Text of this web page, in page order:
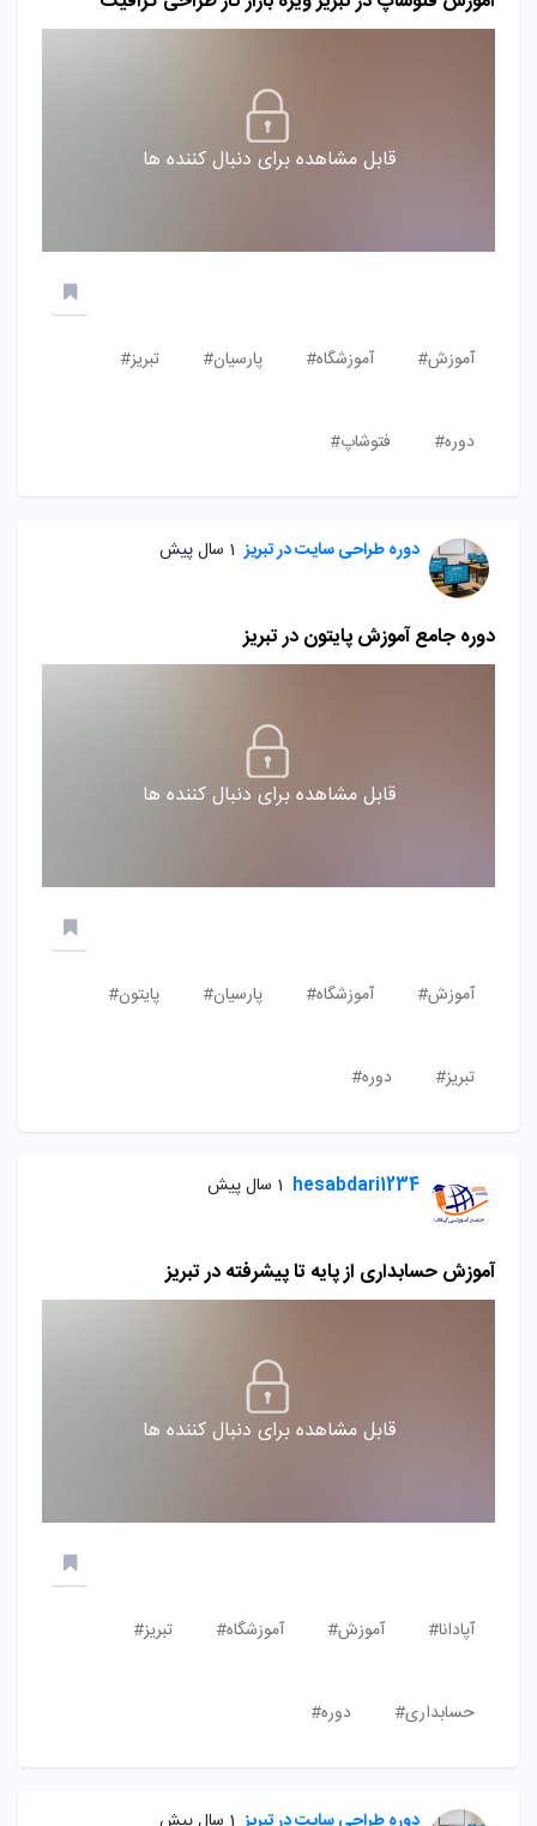
قابل مشاهده برای دنبال کننده ها
آموزش# آموزشگاه# پارسیان# تبریز#
دوره# فتوشاپ#
دوره طراحی سایت در تبریز 1 سال پیش
دوره جامع آموزش پایتون در تبریز
قابل مشاهده برای دنبال کننده ها
آموزش# آموزشگاه# پارسیان# پایتون#
تبریز# دوره#
hesabdari1234 1 سال پیش
آموزش حسابداری از پایه تا پیشرفته در تبریز
قابل مشاهده برای دنبال کننده ها
آپادانا# آموزش# آموزشگاه# تبریز#
حسابداری# دوره#